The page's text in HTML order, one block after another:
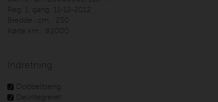
Reg. 1. gang: 11-12-2012
Bredde i cm.: 230
Kørte km.: 82000
Indretning
Dobbeltseng
Delintegreret